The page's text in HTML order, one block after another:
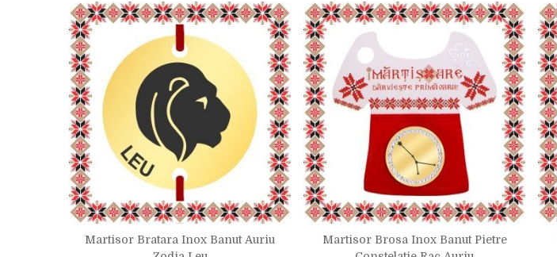
Martisor Bratara Inox Banut Auriu
Martisor Brosa Inox Banut Pietre